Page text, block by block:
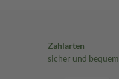
Zahlarten
sicher und bequem